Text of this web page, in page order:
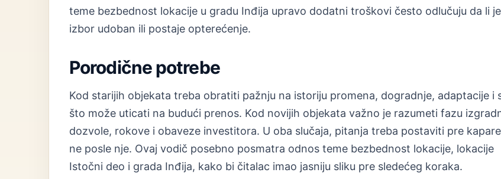
teme bezbednost lokacije u gradu Inđija upravo dodatni troškovi često odlučuju da li je
izbor udoban ili postaje opterećenje.
Porodične potrebe
Kod starijih objekata treba obratiti pažnju na istoriju promena, dogradnje, adaptacije i
što može uticati na budući prenos. Kod novijih objekata važno je razumeti fazu
dozvole, rokove i obaveze investitora. U oba slučaja, pitanja treba postaviti pre
ne posle nje. Ovaj vodič posebno posmatra odnos teme bezbednost lokacije, lokacije
Istočni deo i grada Inđija, kako bi čitalac imao jasniju sliku pre sledećeg koraka.